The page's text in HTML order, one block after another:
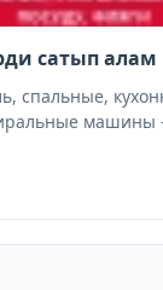
сатып алам
спальные,
машины